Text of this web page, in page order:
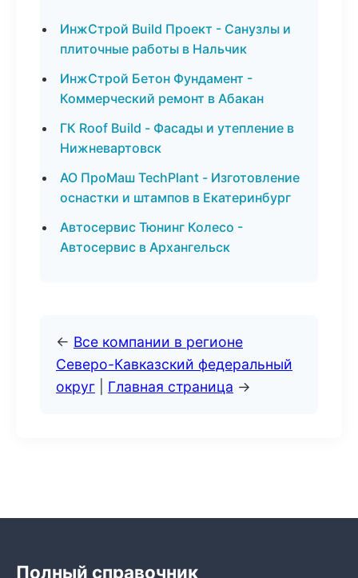
ИнжСтрой Build Проект - Санузлы и
плиточные работы в Нальчик
ИнжСтрой Бетон Фундамент -
Коммерческий ремонт в Абакан
ГК Roof Build - Фасады и утепление в
Нижневартовск
АО ПроМаш TechPlant - Изготовление
оснастки и штампов в Екатеринбург
Автосервис Тюнинг Колесо -
Автосервис в Архангельск
← Все компании в регионе
Северо-Кавказский федеральный
округ
Главная страница →
Полный справочник